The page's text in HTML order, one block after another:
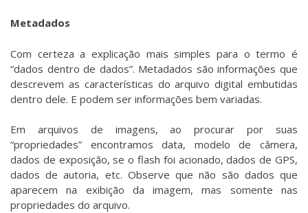
Metadados
Com certeza a explicação mais simples para o termo é
“dados dentro de dados”. Metadados são informações que
descrevem as características do arquivo digital embutidas
dentro dele. E podem ser informações bem variadas.
Em arquivos de imagens, ao procurar por suas
“propriedades” encontramos data, modelo de câmera,
dados de exposição, se o flash foi acionado, dados de GPS,
dados de autoria, etc. Observe que não são dados que
aparecem na exibição da imagem, mas somente nas
propriedades do arquivo.